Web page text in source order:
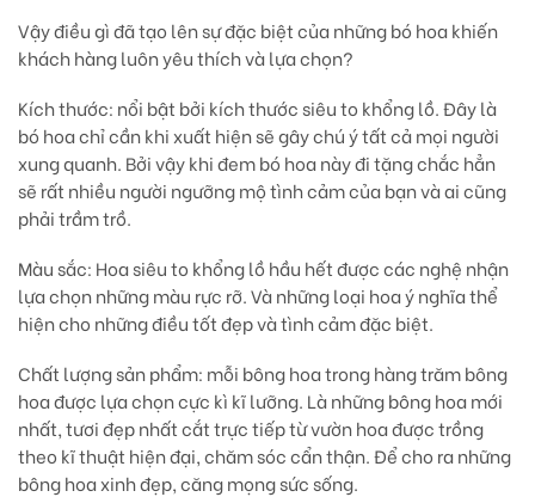
Vậy điều gì đã tạo lên sự đặc biệt của những bó hoa khiến
khách hàng luôn yêu thích và lựa chọn?
Kích thước: nổi bật bởi kích thước siêu to khổng lồ. Đây là
bó hoa chỉ cần khi xuất hiện sẽ gây chú ý tất cả mọi người
xung quanh. Bởi vậy khi đem bó hoa này đi tặng chắc hẳn
sẽ rất nhiều người ngưỡng mộ tình cảm của bạn và ai cũng
phải trầm trồ.
Màu sắc: Hoa siêu to khổng lồ hầu hết được các nghệ nhận
lựa chọn những màu rực rỡ. Và những loại hoa ý nghĩa thể
hiện cho những điều tốt đẹp và tình cảm đặc biệt.
Chất lượng sản phẩm: mỗi bông hoa trong hàng trăm bông
hoa được lựa chọn cực kì kĩ lưỡng. Là những bông hoa mới
nhất, tươi đẹp nhất cắt trực tiếp từ vườn hoa được trồng
theo kĩ thuật hiện đại, chăm sóc cẩn thận. Để cho ra những
bông hoa xinh đẹp, căng mọng sức sống.